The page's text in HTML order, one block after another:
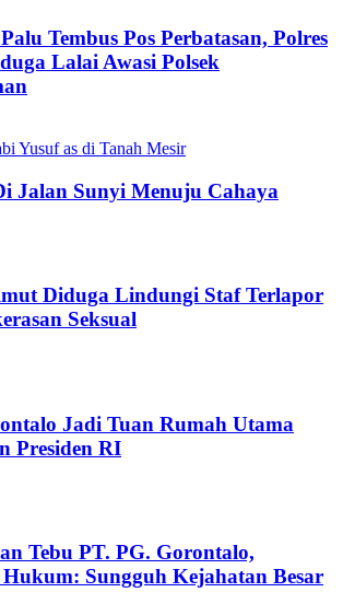
Tembus Pos Perbatasan, Polres
Lalai Awasi Polsek
Jalan Sunyi Menuju Cahaya
Diduga Lindungi Staf Terlapor
Seksual
Jadi Tuan Rumah Utama
Presiden RI
Tebu PT. PG. Gorontalo,
Sungguh Kejahatan Besar